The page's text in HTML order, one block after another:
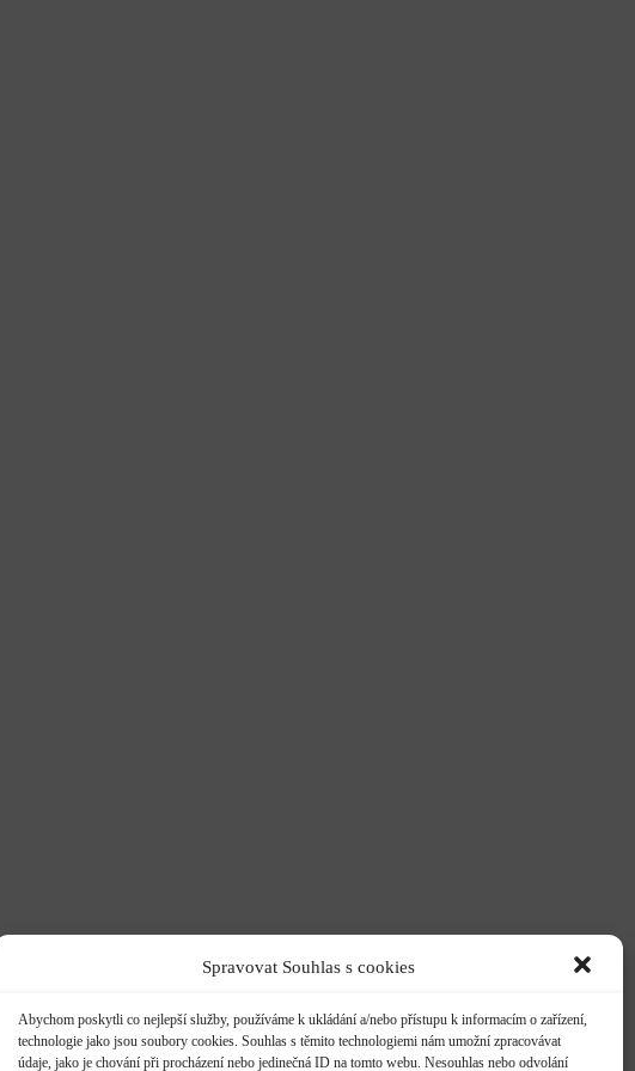
Spravovat Souhlas s cookies
Abychom poskytli co nejlepší služby, používáme k ukládání a/nebo přístupu k informacím o zařízení,
technologie jako jsou soubory cookies. Souhlas s těmito technologiemi nám umožní zpracovávat
údaje, jako je chování při procházení nebo jedinečná ID na tomto webu. Nesouhlas nebo odvolání